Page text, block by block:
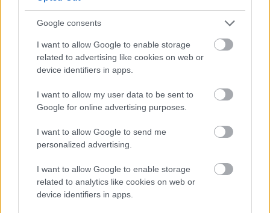
Google consents
I want to allow Google to enable storage
related to advertising like cookies on web or
device identifiers in apps.
I want to allow my user data to be sent to
Google for online advertising purposes.
I want to allow Google to send me
personalized advertising.
I want to allow Google to enable storage
related to analytics like cookies on web or
device identifiers in apps.
Alibizés és harc a szennyezés jogáért
Levegő Munkacsoport•2019. április 18.